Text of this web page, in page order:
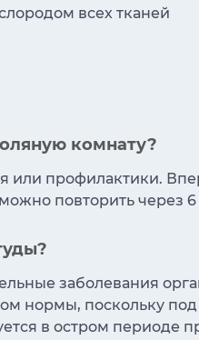
всех тканей
комнату?
или профилактики.
повторить через
заболевания
нормы, поскольку
в остром периоде